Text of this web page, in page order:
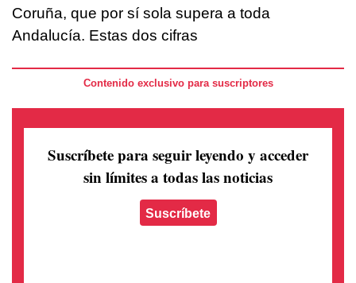
Coruña, que por sí sola supera a toda
Andalucía. Estas dos cifras
Contenido exclusivo para suscriptores
Suscríbete para seguir leyendo y acceder
sin límites a todas las noticias
Suscríbete